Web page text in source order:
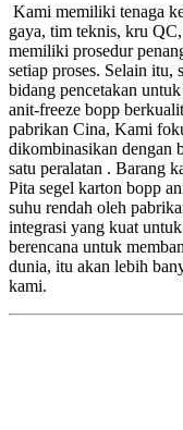
Kami memiliki tenaga
gaya, tim teknis, kru
memiliki prosedur
setiap proses. Selain itu,
bidang pencetakan
anit-freeze bopp
pabrikan Cina, Kami
dikombinasikan dengan
satu peralatan . Barang
Pita segel karton bopp
suhu rendah oleh
integrasi yang kuat
berencana untuk
dunia, itu akan lebih
kami.